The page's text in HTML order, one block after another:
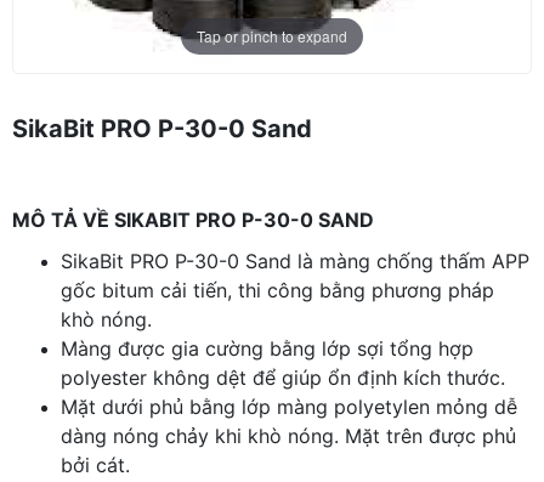
Tap or pinch to expand
SikaBit PRO P-30-0 Sand
MÔ TẢ VỀ SIKABIT PRO P-30-0 SAND
SikaBit PRO P-30-0 Sand là màng chống thấm APP
gốc bitum cải tiến, thi công bằng phương pháp
khò nóng.
Màng được gia cường bằng lớp sợi tổng hợp
polyester không dệt để giúp ổn định kích thước.
Mặt dưới phủ bằng lớp màng polyetylen mỏng dễ
dàng nóng chảy khi khò nóng. Mặt trên được phủ
bởi cát.